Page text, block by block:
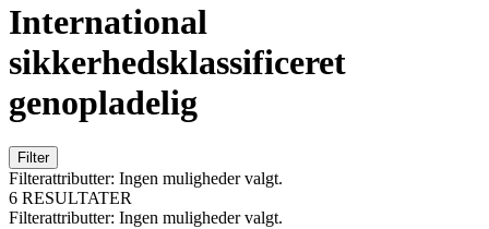
International
sikkerhedsklassificeret
genopladelig
Filter
Filterattributter: Ingen muligheder valgt.
6 RESULTATER
Filterattributter: Ingen muligheder valgt.